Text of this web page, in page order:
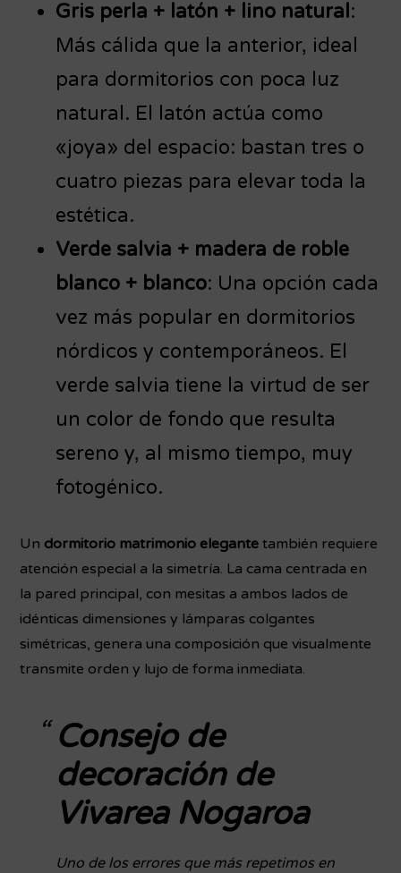
Gris perla + latón + lino natural:
Más cálida que la anterior, ideal
para dormitorios con poca luz
natural. El latón actúa como
«joya» del espacio: bastan tres o
cuatro piezas para elevar toda la
estética.
Verde salvia + madera de roble
blanco + blanco: Una opción cada
vez más popular en dormitorios
nórdicos y contemporáneos. El
verde salvia tiene la virtud de ser
un color de fondo que resulta
sereno y, al mismo tiempo, muy
fotogénico.
Un dormitorio matrimonio elegante también requiere
atención especial a la simetría. La cama centrada en
la pared principal, con mesitas a ambos lados de
idénticas dimensiones y lámparas colgantes
simétricas, genera una composición que visualmente
transmite orden y lujo de forma inmediata.
Consejo de
decoración de
Vivarea Nogaroa
Uno de los errores que más repetimos en